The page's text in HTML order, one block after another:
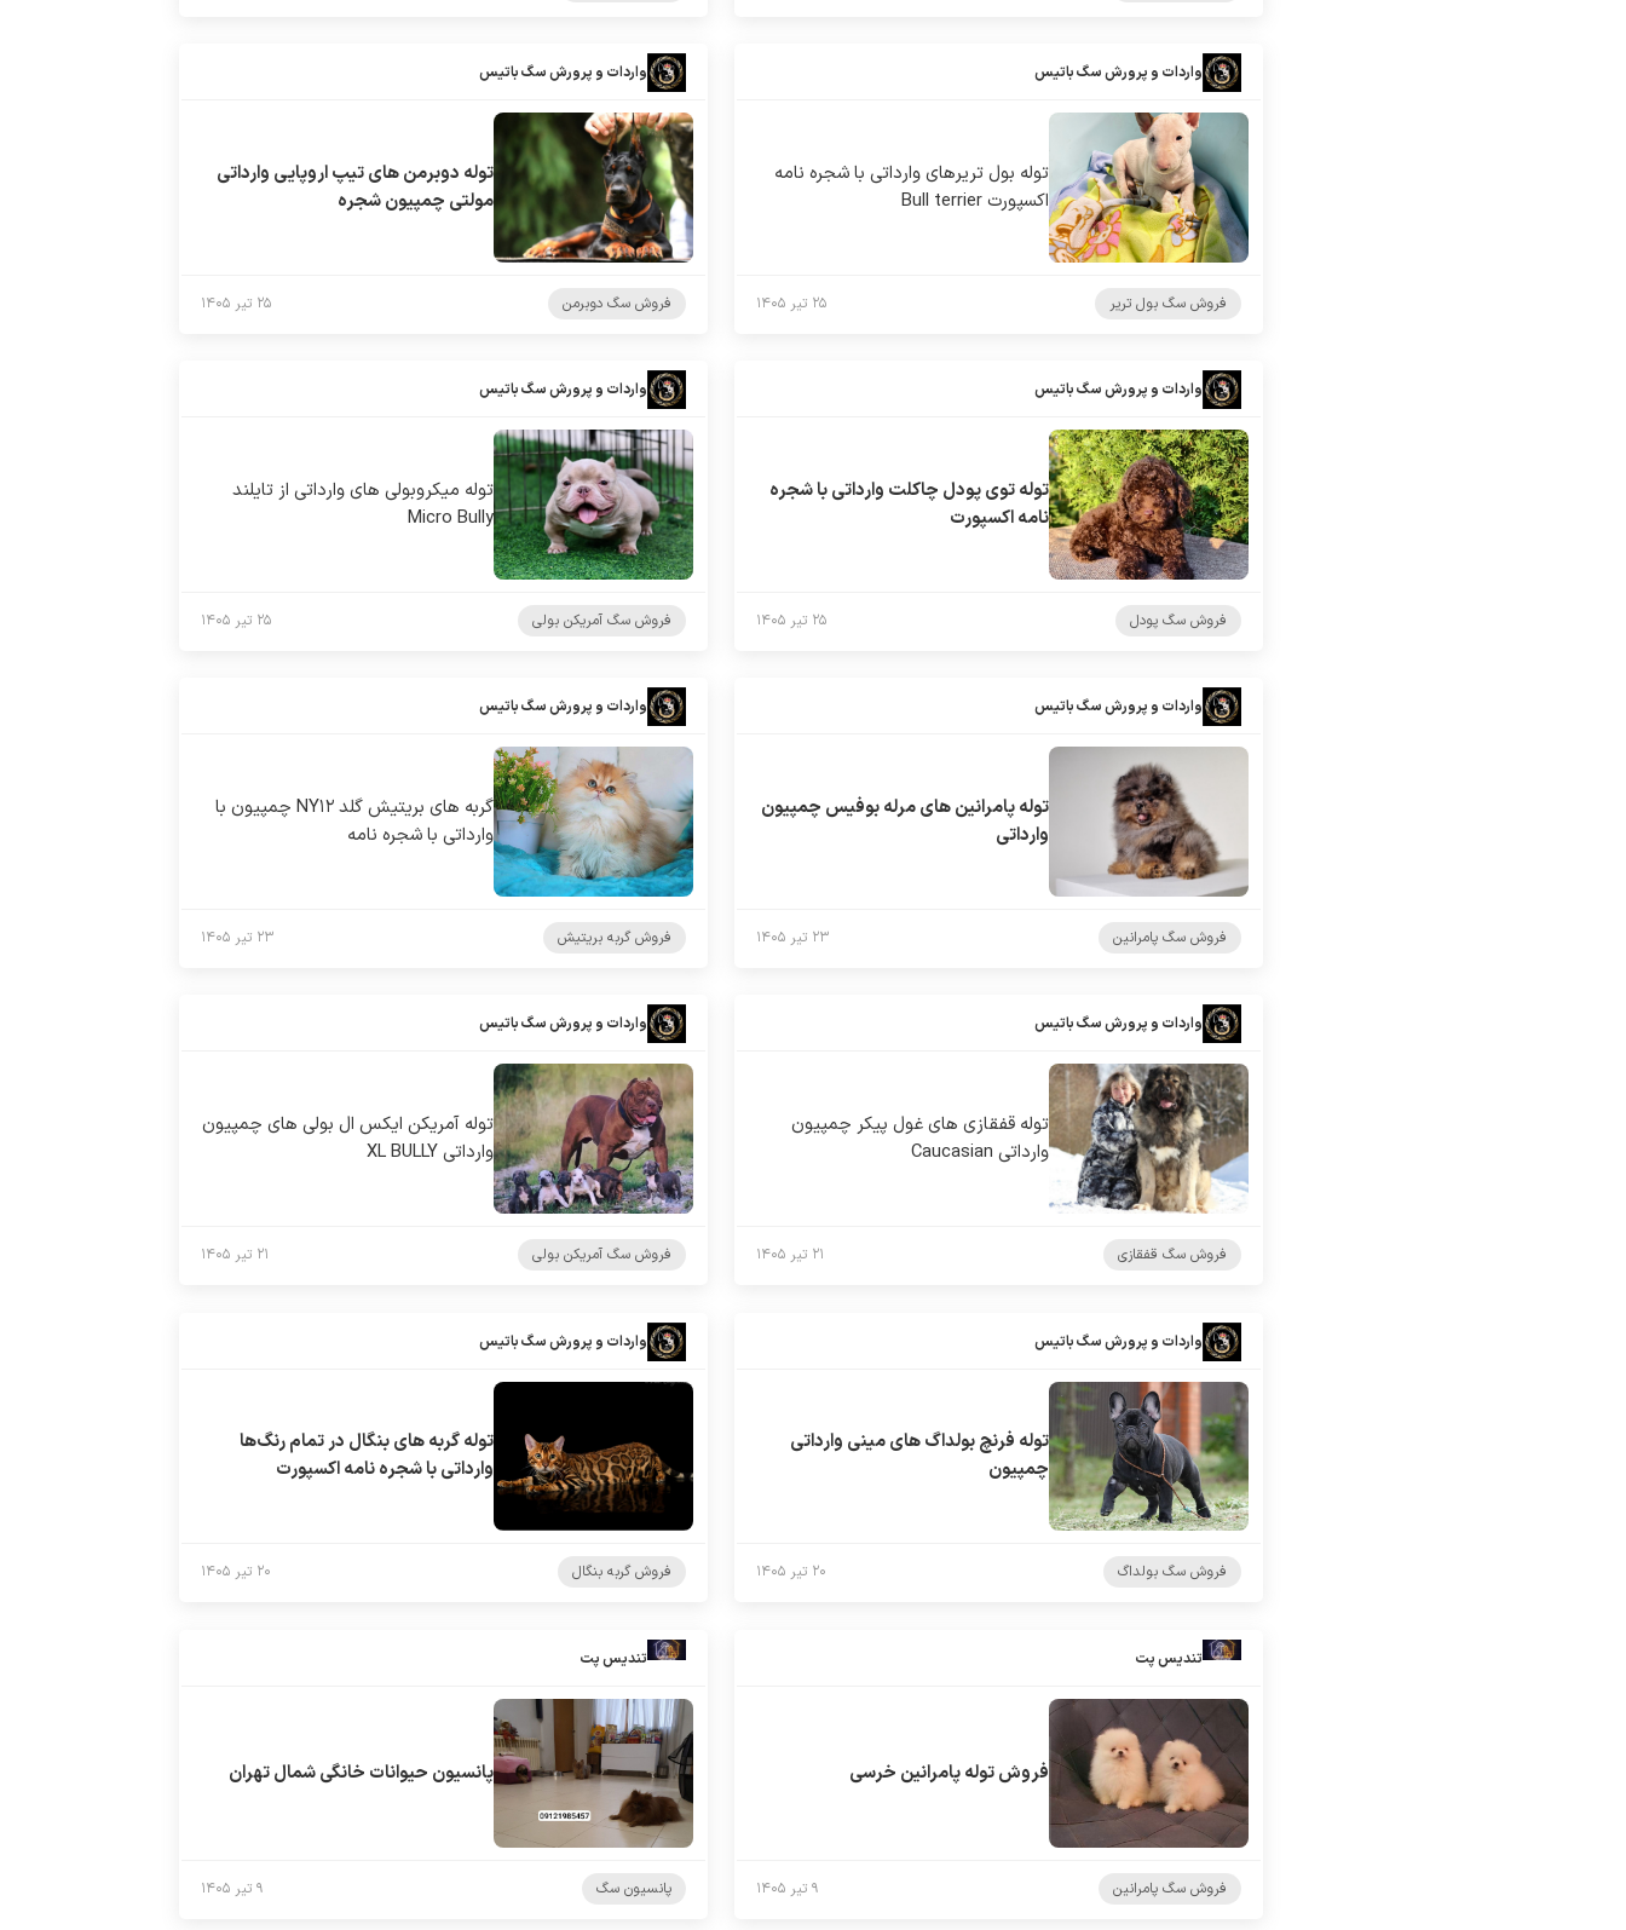
واردات و پرورش سگ باتیس
توله بول تریرهای وارداتی با شجره نامه
اکسپورت Bull terrier
فروش سگ بول تریر ۲۵ تیر ۱۴۰۵
واردات و پرورش سگ باتیس
توله دوبرمن های تیپ اروپایی وارداتی
مولتی چمپیون شجره
فروش سگ دوبرمن ۲۵ تیر ۱۴۰۵
واردات و پرورش سگ باتیس
توله توی پودل چاکلت وارداتی با شجره
نامه اکسپورت
فروش سگ پودل ۲۵ تیر ۱۴۰۵
واردات و پرورش سگ باتیس
توله میکروبولی های وارداتی از تایلند
Micro Bully
فروش سگ آمریکن بولی ۲۵ تیر ۱۴۰۵
واردات و پرورش سگ باتیس
توله پامرانین های مرله بوفیس چمپیون
وارداتی
فروش سگ پامرانین ۲۳ تیر ۱۴۰۵
واردات و پرورش سگ باتیس
گربه های بریتیش گلد NY۱۲ چمپیون با
وارداتی با شجره نامه
فروش گربه بریتیش ۲۳ تیر ۱۴۰۵
واردات و پرورش سگ باتیس
توله قفقازی های غول پیکر چمپیون
وارداتی Caucasian
فروش سگ قفقازی ۲۱ تیر ۱۴۰۵
واردات و پرورش سگ باتیس
توله آمریکن ایکس ال بولی های چمپیون
وارداتی XL BULLY
فروش سگ آمریکن بولی ۲۱ تیر ۱۴۰۵
واردات و پرورش سگ باتیس
توله فرنچ بولداگ های مینی وارداتی
چمپیون
فروش سگ بولداگ ۲۰ تیر ۱۴۰۵
واردات و پرورش سگ باتیس
توله گربه های بنگال در تمام رنگ‌ها
وارداتی با شجره نامه اکسپورت
فروش گربه بنگال ۲۰ تیر ۱۴۰۵
تندیس پت
فروش توله پامرانین خرسی
فروش سگ پامرانین ۹ تیر ۱۴۰۵
تندیس پت
پانسیون حیوانات خانگی شمال تهران
پانسیون سگ ۹ تیر ۱۴۰۵